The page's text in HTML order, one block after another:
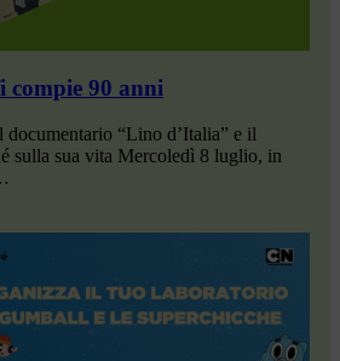
compie 90 anni
documentario “Lino d’Italia” e il
sulla sua vita Mercoledì 8 luglio, in